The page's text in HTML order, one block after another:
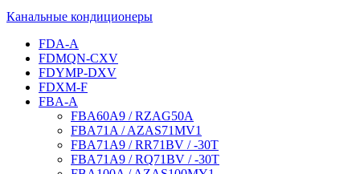
Канальные кондиционеры
FDA-A
FDMQN-CXV
FDYMP-DXV
FDXM-F
FBA-A
FBA60A9 / RZAG50A
FBA71A / AZAS71MV1
FBA71A9 / RR71BV / -30T
FBA71A9 / RQ71BV / -30T